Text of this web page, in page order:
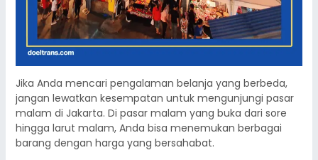
Jika Anda mencari pengalaman belanja yang berbeda,
jangan lewatkan kesempatan untuk mengunjungi pasar
malam di Jakarta. Di pasar malam yang buka dari sore
hingga larut malam, Anda bisa menemukan berbagai
barang dengan harga yang bersahabat.